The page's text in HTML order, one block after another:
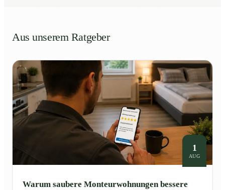
Aus unserem Ratgeber
1
AUG
Warum saubere Monteurwohnungen bessere